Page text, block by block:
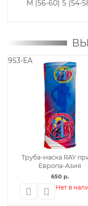
953-EA
Труба-маска RAY
Европа-Азия
650 р.
Нет в